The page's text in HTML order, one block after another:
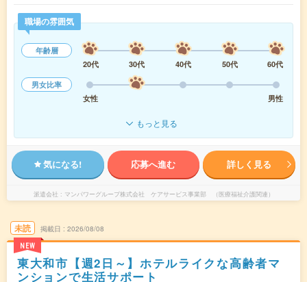
職場の雰囲気
年齢層
20代
30代 40代 50代
60代
男女比率
女性
男性
もっと見る
気になる! 応募へ進む 詳しく見る
派遣会社 マンパワーグループ株式会社 ケアサービス事業部 （医療福祉介護関連）
未読
NEW
掲載日 2026/08/08
東大和市【週2日～】ホテルライクな高齢者マ
ンションで生活サポート